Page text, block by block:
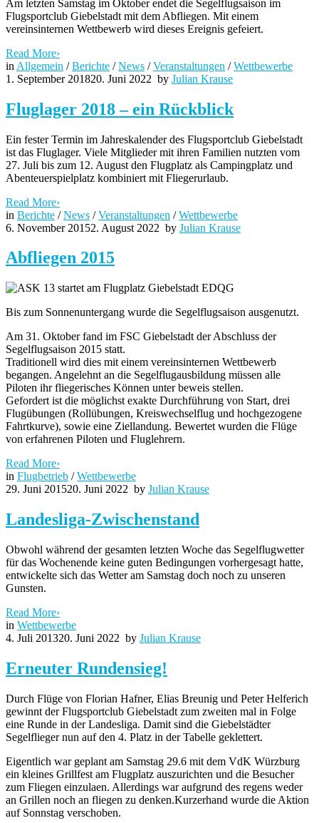
Am letzten Samstag im Oktober endet die Segelflugsaison im
Flugsportclub Giebelstadt mit dem Abfliegen. Mit einem
vereinsinternen Wettbewerb wird dieses Ereignis gefeiert.
Read More›
in Allgemein /Berichte /News /Veranstaltungen /Wettbewerbe
1. September 201820. Juni 2022 by Julian Krause
Fluglager 2018 – ein Rückblick
Ein fester Termin im Jahreskalender des Flugsportclub Giebelstadt
ist das Fluglager. Viele Mitglieder mit ihren Familien nutzten vom
27. Juli bis zum 12. August den Flugplatz als Campingplatz und
Abenteuerspielplatz kombiniert mit Fliegerurlaub.
Read More›
in Berichte /News /Veranstaltungen /Wettbewerbe
6. November 20152. August 2022 by Julian Krause
Abfliegen 2015
Bis zum Sonnenuntergang wurde die Segelflugsaison ausgenutzt.
Am 31. Oktober fand im FSC Giebelstadt der Abschluss der
Segelflugsaison 2015 statt.
Traditionell wird dies mit einem vereinsinternen Wettbewerb
begangen. Angelehnt an die Segelflugausbildung müssen alle
Piloten ihr fliegerisches Können unter beweis stellen.
Gefordert ist die möglichst exakte Durchführung von Start, drei
Flugübungen (Rollübungen, Kreiswechselflug und hochgezogene
Fahrtkurve), sowie eine Ziellandung. Bewertet wurden die Flüge
von erfahrenen Piloten und Fluglehrern.
Read More›
in Flugbetrieb /Wettbewerbe
29. Juni 201520. Juni 2022 by Julian Krause
Landesliga-Zwischenstand
Obwohl während der gesamten letzten Woche das Segelflugwetter
für das Wochenende keine guten Bedingungen vorhergesagt hatte,
entwickelte sich das Wetter am Samstag doch noch zu unseren
Gunsten.
Read More›
in Wettbewerbe
4. Juli 201320. Juni 2022 by Julian Krause
Erneuter Rundensieg!
Durch Flüge von Florian Hafner, Elias Breunig und Peter Helferich
gewinnt der Flugsportclub Giebelstadt zum zweiten mal in Folge
eine Runde in der Landesliga. Damit sind die Giebelstädter
Segelflieger nun auf den 4. Platz in der Tabelle geklettert.
Eigentlich war geplant am Samstag 29.6 mit dem VdK Würzburg
ein kleines Grillfest am Flugplatz auszurichten und die Besucher
zum Fliegen einzulaen. Allerdings war aufgrund des regens weder
an Grillen noch an fliegen zu denken.Kurzerhand wurde die Aktion
auf Sonnstag verschoben.